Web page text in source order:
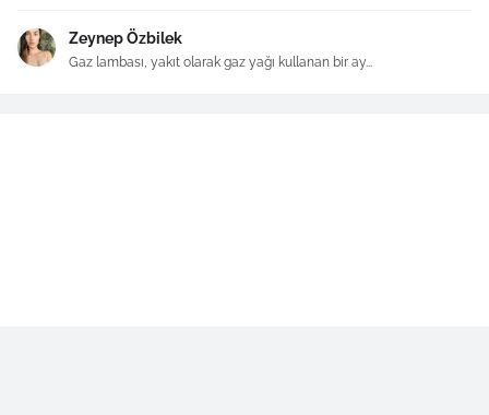
Zeynep Özbilek
Gaz lambası, yakıt olarak gaz yağı kullanan bir ay...